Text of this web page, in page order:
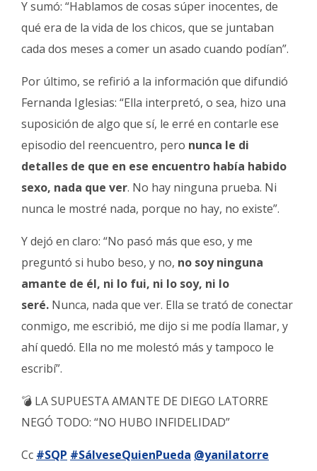
Y sumó: “Hablamos de cosas súper inocentes, de
qué era de la vida de los chicos, que se juntaban
cada dos meses a comer un asado cuando podían”.
Por último, se refirió a la información que difundió
Fernanda Iglesias: “Ella interpretó, o sea, hizo una
suposición de algo que sí, le erré en contarle ese
episodio del reencuentro, pero nunca le di
detalles de que en ese encuentro había habido
sexo, nada que ver. No hay ninguna prueba. Ni
nunca le mostré nada, porque no hay, no existe”.
Y dejó en claro: “No pasó más que eso, y me
preguntó si hubo beso, y no, no soy ninguna
amante de él, ni lo fui, ni lo soy, ni lo
seré. Nunca, nada que ver. Ella se trató de conectar
conmigo, me escribió, me dijo si me podía llamar, y
ahí quedó. Ella no me molestó más y tampoco le
escribí”.
💣 LA SUPUESTA AMANTE DE DIEGO LATORRE
NEGÓ TODO: “NO HUBO INFIDELIDAD”
Cc #SQP #SálveseQuienPueda @yanilatorre